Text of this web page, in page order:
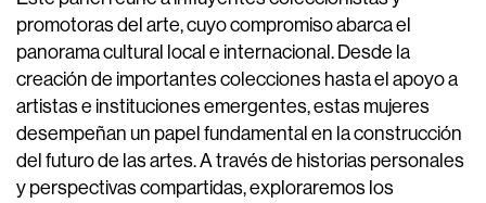
promotoras del arte, cuyo compromiso abarca el
panorama cultural local e internacional. Desde la
creación de importantes colecciones hasta el apoyo a
artistas e instituciones emergentes, estas mujeres
desempeñan un papel fundamental en la construcción
del futuro de las artes. A través de historias personales
y perspectivas compartidas, exploraremos los